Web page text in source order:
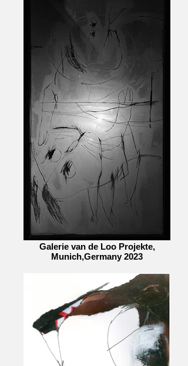
Galerie van de Loo Projekte,
Munich,Germany 2023